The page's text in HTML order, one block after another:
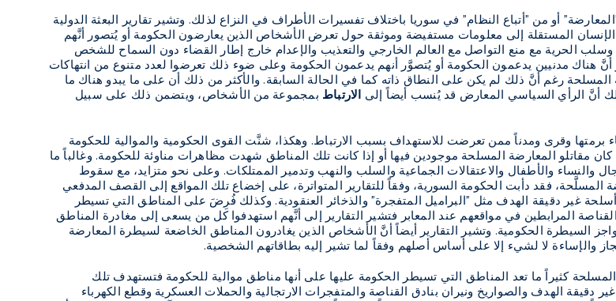
أو من "أتباع النظام" في سوريا باختلاف تفسيرات الأطراف في النزاع لذلك. وتشير تقارير البعثة الدولية
المستقلة إلى معلومات مستفيضة وموثقة حول تعرض الأشخاص الذين يعارضون الحكومة أو يُتصور أنَّهم
الحرية مع منع التواصل مع العالم الخارجي والتعذيب والإعدام خارج إطار القضاء دون السماح للشخص
أنَّ هناك مدنيين يدعمون الحكومة أو يُتصوَّر أنهم يدعمون الحكومة وعلى ضوء ذلك تعرضوا لعدد متنوع من انتهاكات
رغم أنَّ ذلك لم يكن على النطاق ذاته كما في الحالة السابقة. والأكثر من ذلك أن على ما يبدو هناك ما
أنَّ الرأي السياسي المعارض قد يُنسب أيضاً إلى الارتباط بمجموعة من الأشخاص، ويتضمن ذلك على سبيل
برمتها وقرى ومدناً ممن تعرضت للاستهداف بسبب الارتباط. وهكذا، شنَّت القوى الحكومية والموالية للحكومة
مقاتلو المعارضة المسلحة موجودين فيها أو إذا كانت تلك المناطق شهدت مظاهرات مناوئة للحكومة. وغالباً ما
والنساء والأطفال والاعتقالات الجماعية والسلب والنهب وتدمير الممتلكات. وعلى نحو متزايد، مع سقوط
فقد دأبت الحكومة السورية، وفقاً للتقارير المتواترة، على إخضاع تلك المواقع إلى القصف المدفعي
أسلحة غير دقيقة الهدف مثل "البراميل المتفجرة" والذخائر العنقودية. وكذلك فُرِضَ على المناطق التي تسيطر
المرابطين في مواقعهم عند المعابر فتشير التقارير إلى أنَّهم استهدفوا كل من يسعى إلى مغادرة المناطق
السيطرة الحكومية. وتشير التقارير أيضاً أنَّ الأشخاص الذين يغادرون المناطق الخاضعة لسيطرة المعارضة
والإساءة لا لشيء إلا على أساس أصلهم وفقاً لما تشير إليه بطاقاتهم الشخصية.
المسلحة كثيراً ما تعد المناطق التي تسيطر الحكومة عليها على أنها مناطق موالية للحكومة فتستهدف تلك
دقيقة الهدف والصواريخ ونيران بنادق القناصة والمتفجرات الارتجالية والحملات العسكرية وقطع الكهرباء